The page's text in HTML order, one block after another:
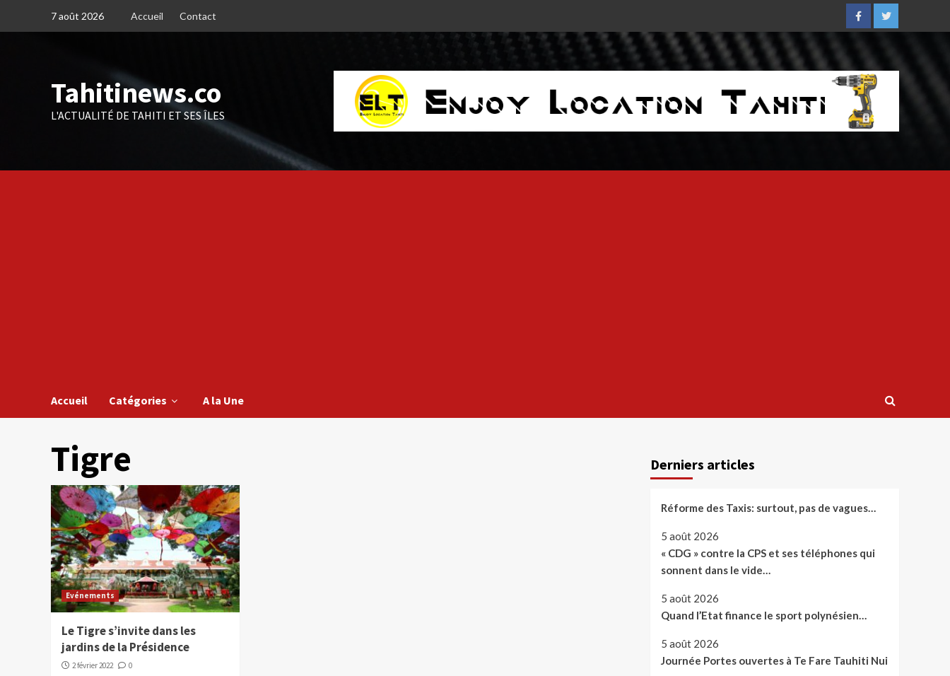
7 août 2026 Accueil Contact
FacebookTwitter
Tahitinews.co
L'ACTUALITÉ DE TAHITI ET SES ÎLES
Accueil Catégories A la Une
Tigre
Evénements
Le Tigre s’invite dans les
jardins de la Présidence
2 février 2022 0
Derniers articles
Réforme des Taxis: surtout, pas de vagues…
5 août 2026
« CDG » contre la CPS et ses téléphones qui
sonnent dans le vide…
5 août 2026
Quand l’Etat finance le sport polynésien…
5 août 2026
Journée Portes ouvertes à Te Fare Tauhiti Nui